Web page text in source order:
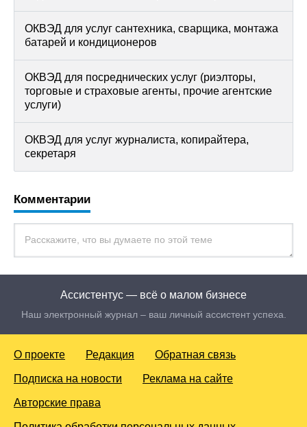
ОКВЭД для услуг сантехника, сварщика, монтажа
батарей и кондиционеров
ОКВЭД для посреднических услуг (риэлторы,
торговые и страховые агенты, прочие агентские
услуги)
ОКВЭД для услуг журналиста, копирайтера,
секретаря
Комментарии
Ассистентус — всё о малом бизнесе
Наш электронный журнал – ваш личный ассистент успеха.
О проекте Редакция Обратная связь
Подписка на новости Реклама на сайте
Авторские права